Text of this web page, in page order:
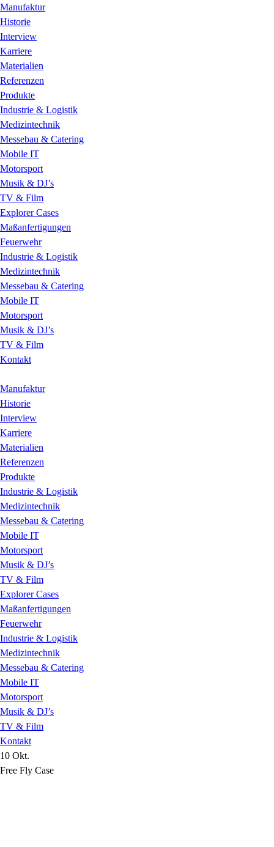
Manufaktur
Historie
Interview
Karriere
Materialien
Referenzen
Produkte
Industrie & Logistik
Medizintechnik
Messebau & Catering
Mobile IT
Motorsport
Musik & DJ’s
TV & Film
Explorer Cases
Maßanfertigungen
Feuerwehr
Industrie & Logistik
Medizintechnik
Messebau & Catering
Mobile IT
Motorsport
Musik & DJ’s
TV & Film
Kontakt
Manufaktur
Historie
Interview
Karriere
Materialien
Referenzen
Produkte
Industrie & Logistik
Medizintechnik
Messebau & Catering
Mobile IT
Motorsport
Musik & DJ’s
TV & Film
Explorer Cases
Maßanfertigungen
Feuerwehr
Industrie & Logistik
Medizintechnik
Messebau & Catering
Mobile IT
Motorsport
Musik & DJ’s
TV & Film
Kontakt
10 Okt.
Free Fly Case